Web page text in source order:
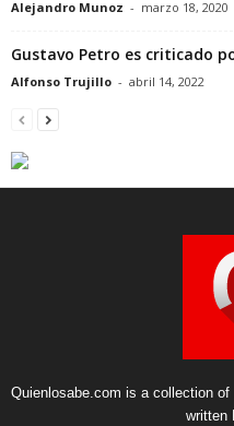
Alejandro Munoz - marzo 18, 2020
Gustavo Petro es criticado
Alfonso Trujillo - abril 14, 2022
Quienlosabe.com is a collection
written